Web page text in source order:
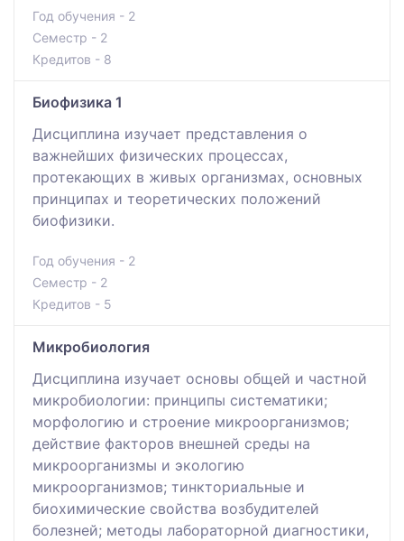
Год обучения - 2
Семестр - 2
Кредитов - 8
Биофизика 1
Дисциплина изучает представления о
важнейших физических процессах,
протекающих в живых организмах, основных
принципах и теоретических положений
биофизики.
Год обучения - 2
Семестр - 2
Кредитов - 5
Микробиология
Дисциплина изучает основы общей и частной
микробиологии: принципы систематики;
морфологию и строение микроорганизмов;
действие факторов внешней среды на
микроорганизмы и экологию
микроорганизмов; тинкториальные и
биохимические свойства возбудителей
болезней; методы лабораторной диагностики,